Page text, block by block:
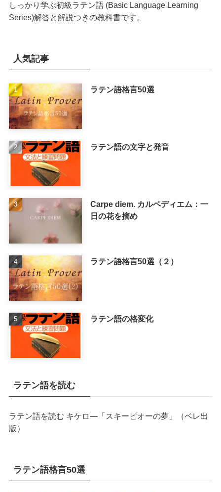
しっかり学ぶ初級ラテン語 (Basic Language Learning
Series)解答と解説つきの教科書です。
人気記事
ラテン語格言50選
ラテン語の文字と発音
Carpe diem. カルペディエム：一
日の花を摘め
ラテン語格言50選（２）
ラテン語の格変化
ラテン語を読む
ラテン語を読む キケロ―「スキーピオーの夢」
（ベレ出
版）
ラテン語格言50選